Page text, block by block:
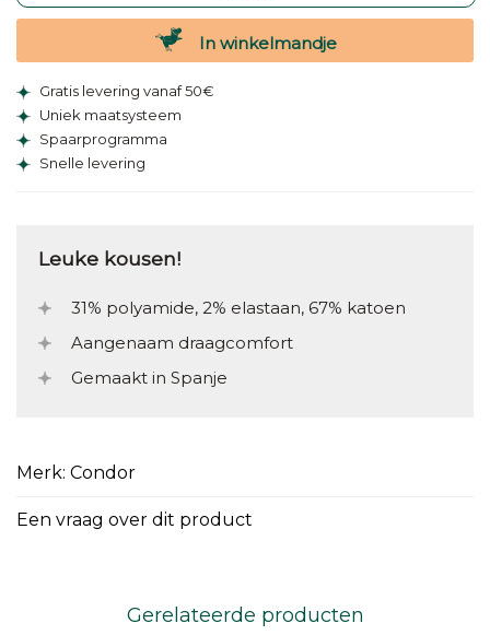
In winkelmandje
Gratis levering vanaf 50€
Uniek maatsysteem
Spaarprogramma
Snelle levering
Leuke kousen!
31% polyamide, 2% elastaan, 67% katoen
Aangenaam draagcomfort
Gemaakt in Spanje
Merk: Condor
Een vraag over dit product
Gerelateerde producten